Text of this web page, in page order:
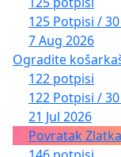
125 Potpisi /
7 Aug 2026
Ogradite
122 potpisi
122 Potpisi /
21 Jul 2026
Povratak